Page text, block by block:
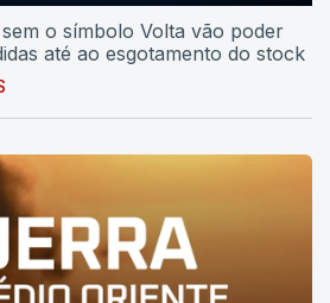
o símbolo Volta vão poder
até ao esgotamento do stock